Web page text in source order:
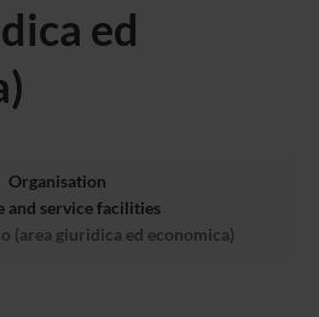
ed
Organisation
service facilities
(area giuridica ed economica)